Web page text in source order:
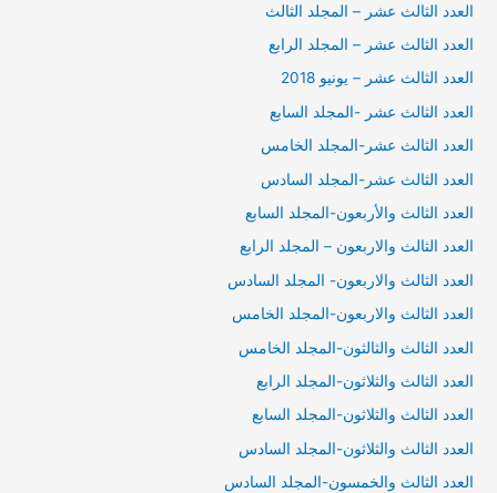
العدد الثالث عشر – المجلد الثالث
العدد الثالث عشر – المجلد الرابع
العدد الثالث عشر – يونيو 2018
العدد الثالث عشر -المجلد السابع
العدد الثالث عشر-المجلد الخامس
العدد الثالث عشر-المجلد السادس
العدد الثالث والأربعون-المجلد السابع
العدد الثالث والاربعون – المجلد الرابع
العدد الثالث والاربعون- المجلد السادس
العدد الثالث والاربعون-المجلد الخامس
العدد الثالث والثالثون-المجلد الخامس
العدد الثالث والثلاثون-المجلد الرابع
العدد الثالث والثلاثون-المجلد السابع
العدد الثالث والثلاثون-المجلد السادس
العدد الثالث والخمسون-المجلد السادس